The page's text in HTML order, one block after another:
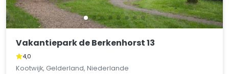
Vakantiepark de Berkenhorst 13
4,0
Kootwijk, Gelderland, Niederlande